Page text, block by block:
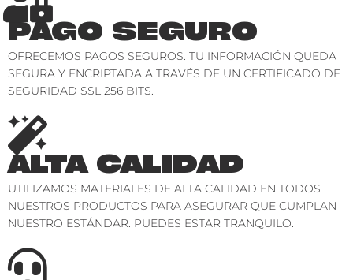
PAGO SEGURO
OFRECEMOS PAGOS SEGUROS. TU INFORMACIÓN QUEDA
SEGURA Y ENCRIPTADA A TRAVÉS DE UN CERTIFICADO DE
SEGURIDAD SSL 256 BITS.
ALTA CALIDAD
UTILIZAMOS MATERIALES DE ALTA CALIDAD EN TODOS
NUESTROS PRODUCTOS PARA ASEGURAR QUE CUMPLAN
NUESTRO ESTÁNDAR. PUEDES ESTAR TRANQUILO.